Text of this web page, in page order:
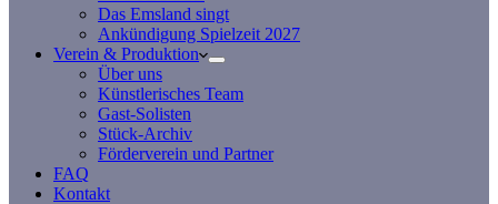
Das Emsland singt
Ankündigung Spielzeit 2027
Verein & Produktion
Über uns
Künstlerisches Team
Gast-Solisten
Stück-Archiv
Förderverein und Partner
FAQ
Kontakt